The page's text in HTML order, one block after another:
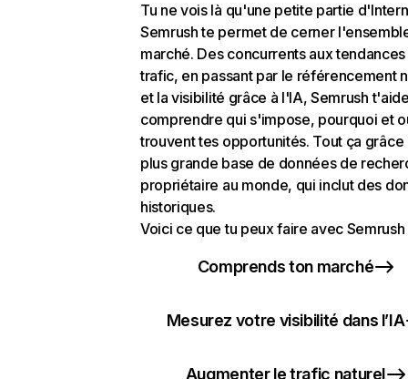
Tu ne vois là qu'une petite partie
Semrush te permet de cerner
marché. Des concurrents aux
trafic, en passant par le référencement
et la visibilité grâce à l'IA, Semrush
comprendre qui s'impose, pourquoi et
trouvent tes opportunités. Tout ça grâce
plus grande base de données de
propriétaire au monde, qui inclut des
historiques.
Voici ce que tu peux faire avec Semrush
Comprends ton marché
Mesurez votre visibilité dans l’IA
Augmenter le trafic naturel